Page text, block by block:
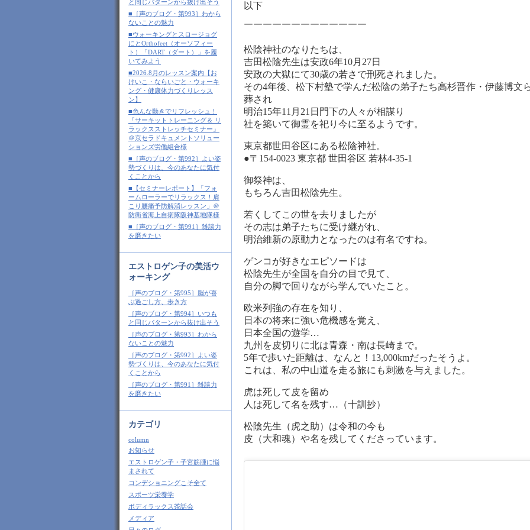
と同じパターンから抜け出そう
■［声のブログ・第993］わから
ないことの魅力
■ウォーキングとスロージョグ
にとOrthofeet（オーソフィー
ト）「DART（ダート）」を履
いてみよう
■2026.8月のレッスン案内【お
けいこ・ならいごと・ウォーキ
ング・健康体力づくりレッス
ン】
■色んな動きでリフレッシュ！
『サーキットトレーニング＆ リ
ラックスストレッチセミナー』
＠京セラドキュメントソリュー
ションズ労働組合様
■［声のブログ・第992］よい姿
勢づくりは、今のあなたに気付
くことから
■【セミナーレポート】「フォ
ームローラーでリラックス！肩
こり腰痛予防解消レッスン」＠
防衛省海上自衛隊阪神基地隊様
■［声のブログ・第991］雑談力
を磨きたい
エストロゲン子の美活ウ
ォーキング
［声のブログ・第995］脳が喜
ぶ過ごし方、歩き方
［声のブログ・第994］いつも
と同じパターンから抜け出そう
［声のブログ・第993］わから
ないことの魅力
［声のブログ・第992］よい姿
勢づくりは、今のあなたに気付
くことから
［声のブログ・第991］雑談力
を磨きたい
カテゴリ
column
お知らせ
エストロゲン子・子宮筋腫に悩
まされて
コンデショニングこそ全て
スポーツ栄養学
ボディラックス茶話会
メディア
以下
￣￣￣￣￣￣￣￣￣￣￣￣￣
松陰神社のなりたちは、
吉田松陰先生は安政6年10月27日
安政の大獄にて30歳の若さで刑死されました。
その4年後、松下村塾で学んだ松陰の弟子たち高杉晋作・伊藤博文
葬され
明治15年11月21日門下の人々が相謀り
社を築いて御霊を祀り今に至るようです。
東京都世田谷区にある松陰神社。
●〒154-0023 東京都 世田谷区 若林4-35-1
御祭神は、
もちろん吉田松陰先生。
若くしてこの世を去りましたが
その志は弟子たちに受け継がれ、
明治維新の原動力となったのは有名ですね。
ゲンコが好きなエピソードは
松陰先生が全国を自分の目で見て、
自分の脚で回りながら学んでいたこと。
欧米列強の存在を知り、
日本の将来に強い危機感を覚え、
日本全国の遊学…
九州を皮切りに北は青森・南は長崎まで。
5年で歩いた距離は、なんと！13,000kmだったそうよ。
これは、私の中山道を走る旅にも刺激を与えました。
虎は死して皮を留め
人は死して名を残す…（十訓抄）
松陰先生（虎之助）は令和の今も
皮（大和魂）や名を残してくださっています。